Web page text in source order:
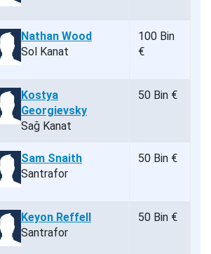
Nathan Wood
Sol Kanat
100 Bin
€
Kostya
Georgievsky
Sağ Kanat
50 Bin €
Sam Snaith
Santrafor
50 Bin €
Keyon Reffell
Santrafor
50 Bin €